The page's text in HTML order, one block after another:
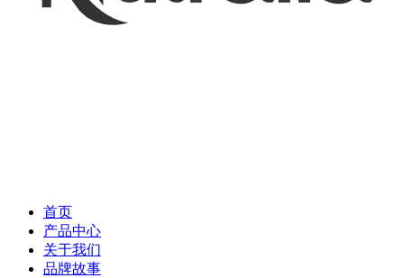
首页
产品中心
关于我们
品牌故事